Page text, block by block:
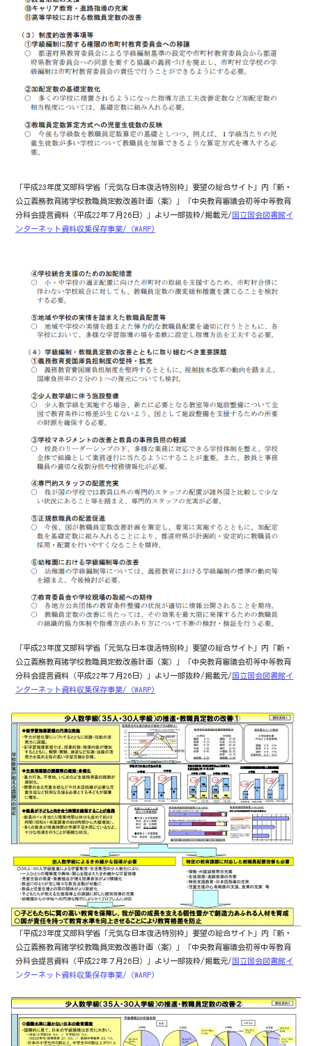
「平成23年度文部科学省「元気な日本復活特別枠」要望の総合サイト」内「新・
公立義務教育諸学校教職員定数改善計画（案）」「中央教育審議会初等中等教育
分科会提言資料（平成22年７月26日）」より一部抜粋/掲載元/国立国会図書館イ
ンターネット資料収集保存事業/（WARP)
「平成23年度文部科学省「元気な日本復活特別枠」要望の総合サイト」内「新・
公立義務教育諸学校教職員定数改善計画（案）」「中央教育審議会初等中等教育
分科会提言資料（平成22年７月26日）」より一部抜粋/掲載元/ 国立国会図書館イ
ンターネット資料収集保存事業/（WARP)
「平成23年度文部科学省「元気な日本復活特別枠」要望の総合サイト」内「新・
公立義務教育諸学校教職員定数改善計画（案）」「中央教育審議会初等中等教育
分科会提言資料（平成22年７月26日）」より一部抜粋/掲載元/国立国会図書館イ
ンターネット資料収集保存事業/（WARP)